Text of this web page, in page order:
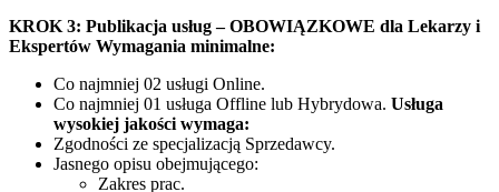
KROK 3: Publikacja usług – OBOWIĄZKOWE dla Lekarzy i
Ekspertów Wymagania minimalne:
Co najmniej 02 usługi Online.
Co najmniej 01 usługa Offline lub Hybrydowa. Usługa
wysokiej jakości wymaga:
Zgodności ze specjalizacją Sprzedawcy.
Jasnego opisu obejmującego:
Zakres prac.